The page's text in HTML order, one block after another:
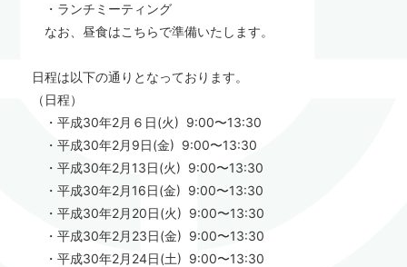
・ランチミーティング
なお、昼食はこちらで準備いたします。
日程は以下の通りとなっております。
（日程）
・平成30年2月６日(火) 9:00〜13:30
・平成30年2月9日(金) 9:00〜13:30
・平成30年2月13日(火) 9:00〜13:30
・平成30年2月16日(金) 9:00〜13:30
・平成30年2月20日(火) 9:00〜13:30
・平成30年2月23日(金) 9:00〜13:30
・平成30年2月24日(土) 9:00〜13:30